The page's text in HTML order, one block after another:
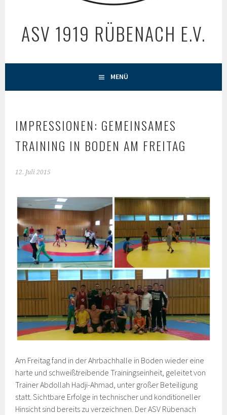
ASV 1919 RÜBENACH E.V.
MENÜ
IMPRESSIONEN: GEMEINSAMES
TRAINING IN BODEN AM FREITAG
12. Juli 2015
Am Freitag fand in der Ahrbachhalle in Boden wieder eine
harte und schweißtreibende Trainingseinheit, geleitet von
Trainer Abdollah Hadji-Ahmad, unter großer Beteiligung
statt. Sichtbare Erfolge in technischer und konditioneller
Hinsicht sind bereits zu verzeichnen. Der ASV Rübenach